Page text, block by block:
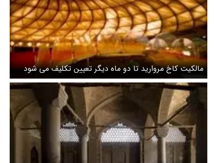
مالکیت کاخ مروارید تا دو ماه دیگر تعیین تکلیف می شود